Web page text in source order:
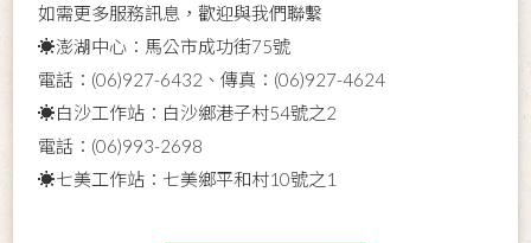
如需更多服務訊息，歡迎與我們聯繫
☀️澎湖中心：馬公市成功街75號
電話：(06)927-6432、傳真：(06)927-4624
☀️白沙工作站：白沙鄉港子村54號之2
電話：(06)993-2698
☀️七美工作站：七美鄉平和村10號之1